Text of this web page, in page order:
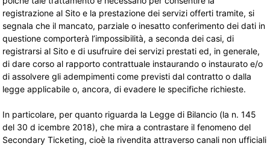
registrazione al Sito e la prestazione dei servizi offerti tramite, si
segnala che il mancato, parziale o inesatto conferimento dei dati in
questione comporterà l’impossibilità, a seconda dei casi, di
registrarsi al Sito e di usufruire dei servizi prestati ed, in generale,
di dare corso al rapporto contrattuale instaurando o instaurato e/o
di assolvere gli adempimenti come previsti dal contratto o dalla
legge applicabile o, ancora, di evadere le specifiche richieste.
In particolare, per quanto riguarda la Legge di Bilancio (la n. 145
del 30 d icembre 2018), che mira a contrastare il fenomeno del
Secondary Ticketing, cioè la rivendita attraverso canali non ufficiali